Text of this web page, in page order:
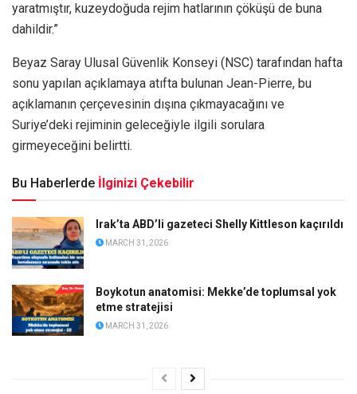
yaratmıştır, kuzeydoğuda rejim hatlarının çöküşü de buna
dahildir.”
Beyaz Saray Ulusal Güvenlik Konseyi (NSC) tarafından hafta
sonu yapılan açıklamaya atıfta bulunan Jean-Pierre, bu
açıklamanın çerçevesinin dışına çıkmayacağını ve
Suriye’deki rejiminin geleceğiyle ilgili sorulara
girmeyeceğini belirtti.
Bu Haberlerde İlginizi Çekebilir
Irak’ta ABD’li gazeteci Shelly Kittleson kaçırıldı
MARCH 31, 2026
Boykotun anatomisi: Mekke’de toplumsal yok
etme stratejisi
MARCH 31, 2026